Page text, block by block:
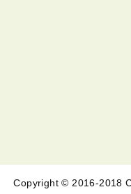
Copyright © 2016-2018